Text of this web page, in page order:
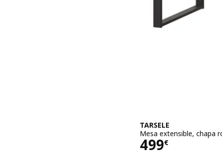
TARSELE
Mesa extensible, chapa
499€
Precio 499€